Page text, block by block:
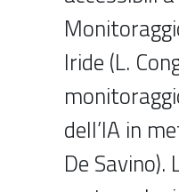
Iride (L.
dell’IA in
De Savino).